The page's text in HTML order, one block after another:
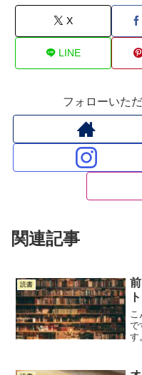
X
LINE
フォローいた
関連記事
読書
で
す
ま